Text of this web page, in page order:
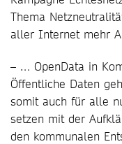
Thema
aller Internet mehr
– … OpenData in
Öffentliche Daten
somit auch für alle
setzen mit der
den kommunalen